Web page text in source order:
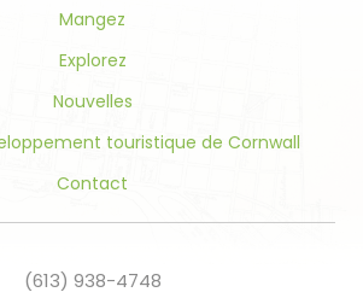
Mangez
Explorez
Nouvelles
touristique de Cornwall
Contact
(613) 938-4748